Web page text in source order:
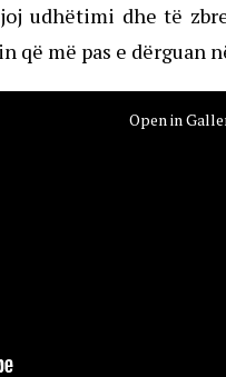
udhëtimi dhe të
që më pas e dërguan
Open in